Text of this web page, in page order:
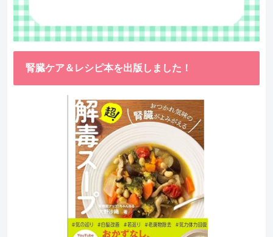
腎臓ケア＆レシピ本を出版しました！